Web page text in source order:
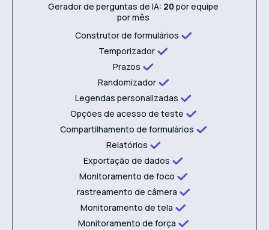
Gerador de perguntas de IA: 20por equipe
por mês
Construtor de formulários
Temporizador
Prazos
Randomizador
Legendas personalizadas
Opções de acesso de teste
Compartilhamento de formulários
Relatórios
Exportação de dados
Monitoramento de foco
rastreamento de câmera
Monitoramento de tela
Monitoramento de força